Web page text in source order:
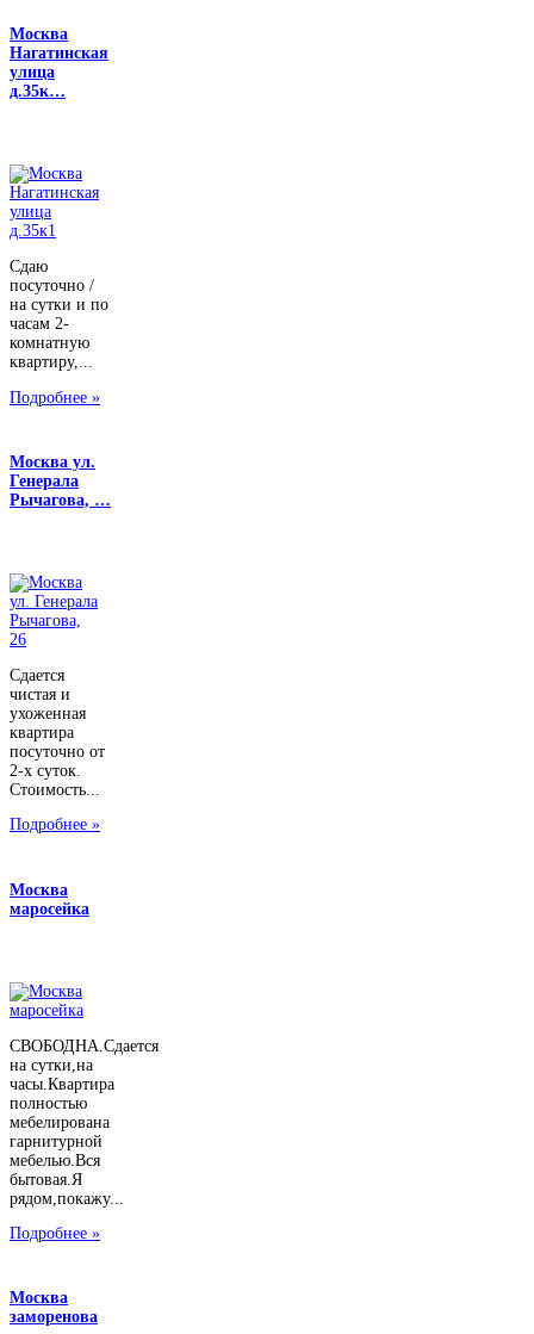
Москва
Нагатинская
улица
д.35к…
Сдаю
посуточно /
на сутки и по
часам 2-
комнатную
квартиру,...
Подробнее »
Москва ул.
Генерала
Рычагова, …
Сдается
чистая и
ухоженная
квартира
посуточно от
2-х суток.
Стоимость...
Подробнее »
Москва
маросейка
СВОБОДНА.Сдается
на сутки,на
часы.Квартира
полностью
мебелирована
гарнитурной
мебелью.Вся
бытовая.Я
рядом,покажу...
Подробнее »
Москва
заморенова